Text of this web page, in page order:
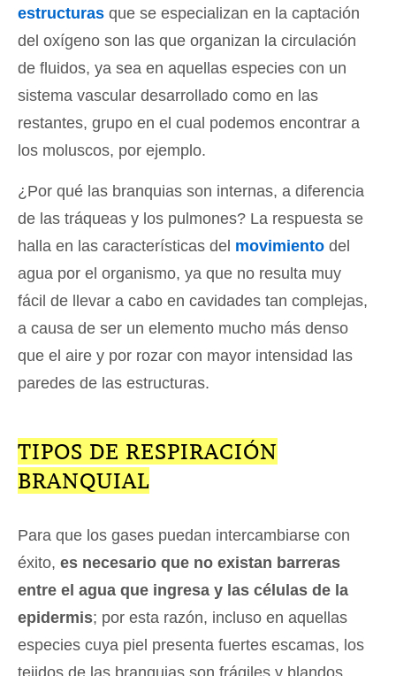
estructuras que se especializan en la captación
del oxígeno son las que organizan la circulación
de fluidos, ya sea en aquellas especies con un
sistema vascular desarrollado como en las
restantes, grupo en el cual podemos encontrar a
los moluscos, por ejemplo.
¿Por qué las branquias son internas, a diferencia
de las tráqueas y los pulmones? La respuesta se
halla en las características del movimiento del
agua por el organismo, ya que no resulta muy
fácil de llevar a cabo en cavidades tan complejas,
a causa de ser un elemento mucho más denso
que el aire y por rozar con mayor intensidad las
paredes de las estructuras.
TIPOS DE RESPIRACIÓN
BRANQUIAL
Para que los gases puedan intercambiarse con
éxito, es necesario que no existan barreras
entre el agua que ingresa y las células de la
epidermis; por esta razón, incluso en aquellas
especies cuya piel presenta fuertes escamas, los